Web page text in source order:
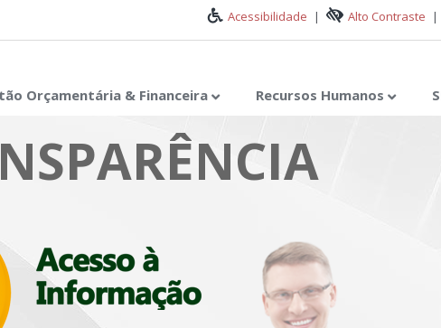
Acessibilidade | Alto Contraste |
Orçamentária & Financeira Recursos Humanos